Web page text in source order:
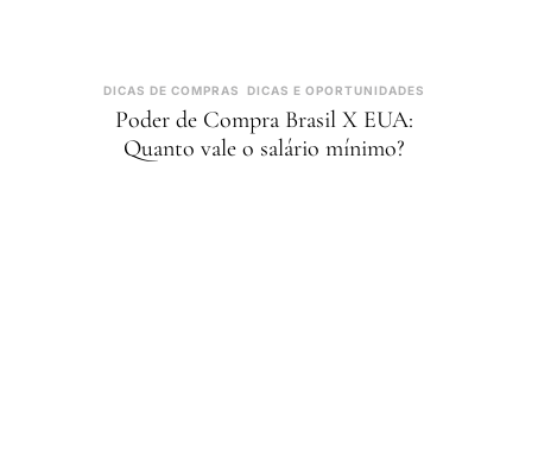
DICAS DE COMPRAS DICAS E OPORTUNIDADES
Poder de Compra Brasil X EUA:
Quanto vale o salário mínimo?